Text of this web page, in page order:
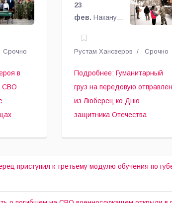
в
Срочно
в
СВО
отправлен из
Люберец ко
защитника
Отечества
23
фев. Накануне
Защитника
Отечества из
округа
Люберцы был
отправлен
очередной
участников
специальной
операции.
Рустам Хансверов Срочно
Подробнее: Гуманитарный
груз на передовую отправлен
из Люберец ко Дню
защитника Отечества
приступил к третьему модулю обучения по